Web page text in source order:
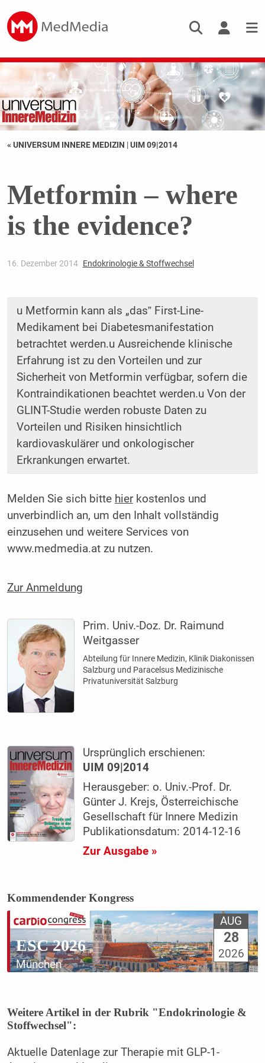
« UNIVERSUM INNERE MEDIZIN |UIM 09|2014
Metformin – where
is the evidence?
16. Dezember 2014 Endokrinologie & Stoffwechsel
u Metformin kann als „das‟ First-Line-
Medikament bei Diabetesmanifestation
betrachtet werden.u Ausreichende klinische
Erfahrung ist zu den Vorteilen und zur
Sicherheit von Metformin verfügbar, sofern die
Kontraindikationen beachtet werden.u Von der
GLINT-Studie werden robuste Daten zu
Vorteilen und Risiken hinsichtlich
kardiovaskulärer und onkologischer
Erkrankungen erwartet.
Melden Sie sich bitte hierkostenlos und
unverbindlich an, um den Inhalt vollständig
einzusehen und weitere Services von
www.medmedia.at zu nutzen.
Zur Anmeldung
Prim. Univ.-Doz. Dr. Raimund
Weitgasser
Abteilung für Innere Medizin, Klinik Diakonissen
Salzburg und Paracelsus Medizinische
Privatuniversität Salzburg
Ursprünglich erschienen:
UIM 09|2014
Herausgeber: o. Univ.-Prof. Dr.
Günter J. Krejs, Österreichische
Gesellschaft für Innere Medizin
Publikationsdatum: 2014-12-16
Zur Ausgabe »
Kommendender Kongress
ESC 2026
München
AUG
28
2026
Weitere Artikel in der Rubrik "Endokrinologie &
Stoffwechsel":
Aktuelle Datenlage zur Therapie mit GLP-1-